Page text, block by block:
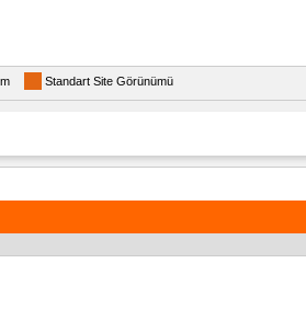
Standart Site Görünümü